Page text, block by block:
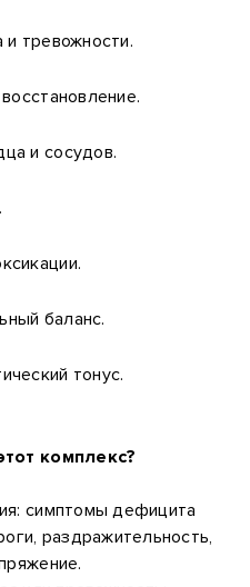
и тревожности.
и сосудов.
баланс.
тонус.
комплекс?
симптомы дефицита
раздражительность,